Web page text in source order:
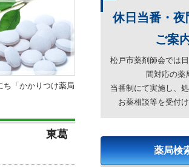
つけ薬局
東葛
休日当番・夜
ご案
松戸市薬剤師会では
間対応の薬
当番制にて実施し、処
お薬相談等を受付け
薬局検